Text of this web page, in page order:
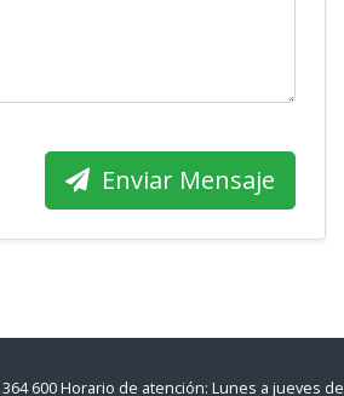
Enviar Mensaje
600 Horario de atención: Lunes a jueves de